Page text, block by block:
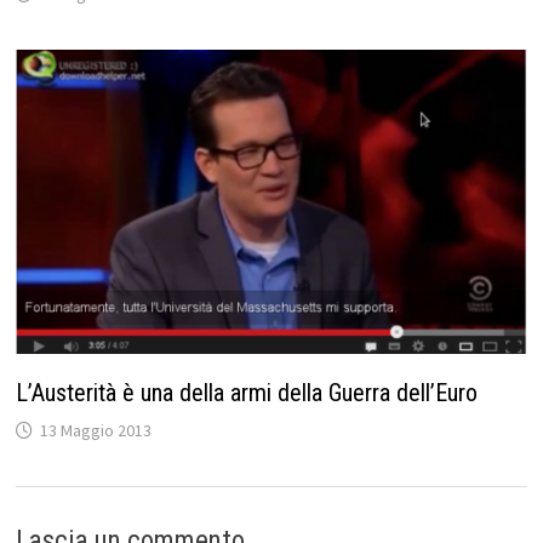
L’Austerità è una della armi della Guerra dell’Euro
13 Maggio 2013